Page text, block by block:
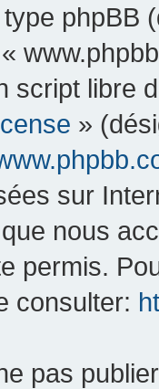
phpBB
script libre
»
sur
nous
permis.
consulter:
pas